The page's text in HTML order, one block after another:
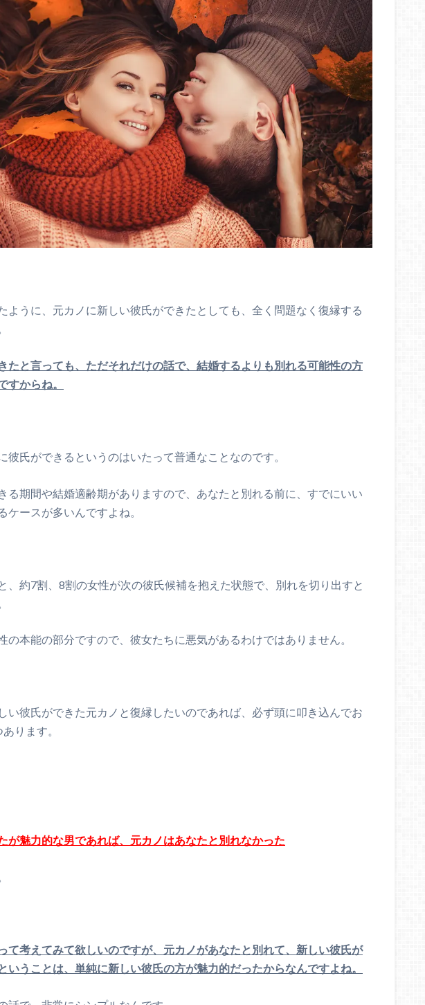
ように、元カノに新しい彼氏ができたとしても、全く問題なく復縁する
たと言っても、ただそれだけの話で、結婚するよりも別れる可能性の方
すからね。
彼氏ができるというのはいたって普通なことなのです。
る期間や結婚適齢期がありますので、あなたと別れる前に、すでにいい
ケースが多いんですよね。
、約7割、8割の女性が次の彼氏候補を抱えた状態で、別れを切り出すと
の本能の部分ですので、彼女たちに悪気があるわけではありません。
い彼氏ができた元カノと復縁したいのであれば、必ず頭に叩き込んでお
ります。
が魅力的な男であれば、元カノはあなたと別れなかった
て考えてみて欲しいのですが、元カノがあなたと別れて、新しい彼氏が
いうことは、単純に新しい彼氏の方が魅力的だったからなんですよね。